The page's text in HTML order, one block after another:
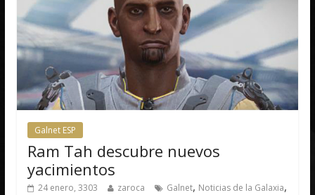
Galnet ESP
Ram Tah descubre nuevos
yacimientos
24 enero, 3303 zaroca Galnet, Noticias de la Galaxia,